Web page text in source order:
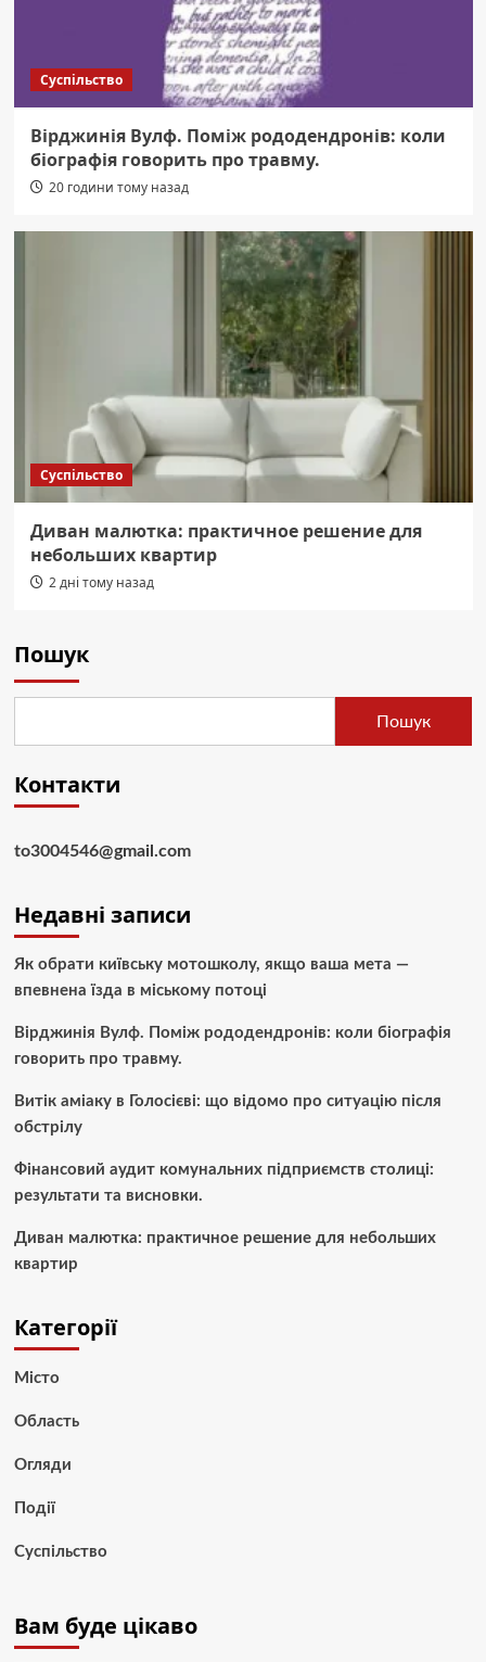
Суспільство
Вірджинія Вулф. Поміж рододендронів: коли
біографія говорить про травму.
20 години тому назад
Суспільство
Диван малютка: практичное решение для
небольших квартир
2 дні тому назад
Пошук
Пошук
Контакти
to3004546@gmail.com
Недавні записи
Як обрати київську мотошколу, якщо ваша мета —
впевнена їзда в міському потоці
Вірджинія Вулф. Поміж рододендронів: коли біографія
говорить про травму.
Витік аміаку в Голосієві: що відомо про ситуацію після
обстрілу
Фінансовий аудит комунальних підприємств столиці:
результати та висновки.
Диван малютка: практичное решение для небольших
квартир
Категорії
Місто
Область
Огляди
Події
Суспільство
Вам буде цікаво